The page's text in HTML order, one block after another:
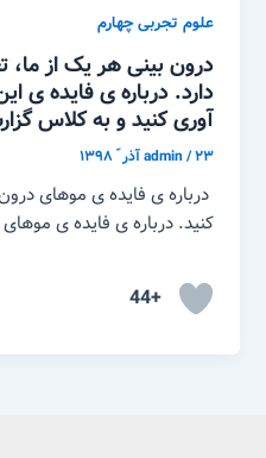
علوم تجربی چهارم
درون بینی هر یک از ما،
دارد. درباره ی فایده ی
آوری کنید و به کلاس
admin/۲۳ آذر ّ ۱۳۹۸
درباره ی فایده ی موهای
کنید. درباره ی فایده ی
+44